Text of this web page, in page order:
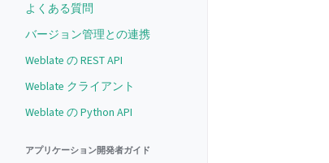
よくある質問
バージョン管理との連携
Weblate の REST API
Weblate クライアント
Weblate の Python API
アプリケーション開発者ガイド